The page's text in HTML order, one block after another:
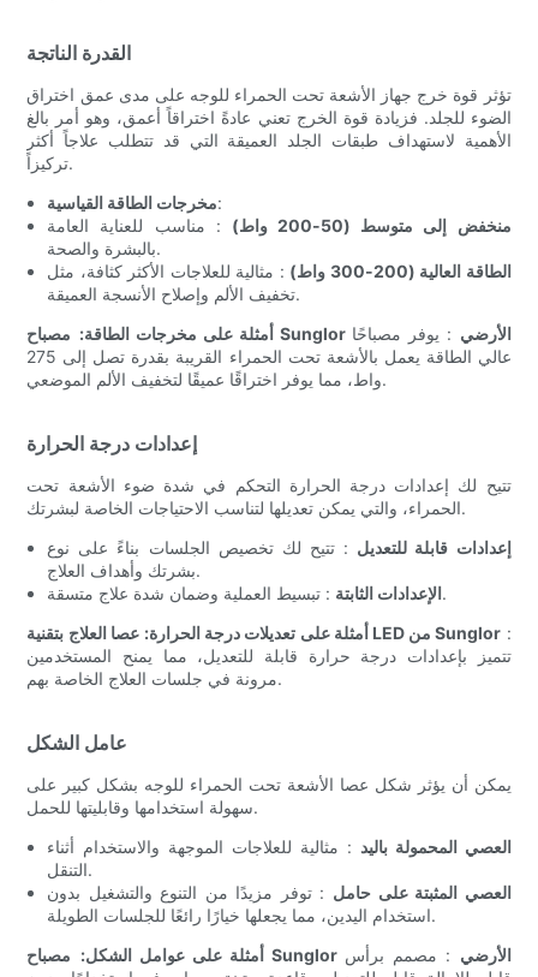
القدرة الناتجة
تؤثر قوة خرج جهاز الأشعة تحت الحمراء للوجه على مدى عمق اختراق
الضوء للجلد. فزيادة قوة الخرج تعني عادةً اختراقاً أعمق، وهو أمر بالغ
الأهمية لاستهداف طبقات الجلد العميقة التي قد تتطلب علاجاً أكثر
تركيزاً.
مخرجات الطاقة القياسية:
منخفض إلى متوسط ​​(50-200 واط)
: مناسب للعناية العامة
بالبشرة والصحة.
الطاقة العالية (200-300 واط)
: مثالية للعلاجات الأكثر كثافة، مثل
تخفيف الألم وإصلاح الأنسجة العميقة.
أمثلة على مخرجات الطاقة:
مصباح Sunglor الأرضي : يوفر مصباحًا
عالي الطاقة يعمل بالأشعة تحت الحمراء القريبة بقدرة تصل إلى 275
واط، مما يوفر اختراقًا عميقًا لتخفيف الألم الموضعي.
إعدادات درجة الحرارة
تتيح لك إعدادات درجة الحرارة التحكم في شدة ضوء الأشعة تحت
الحمراء، والتي يمكن تعديلها لتناسب الاحتياجات الخاصة لبشرتك.
إعدادات قابلة للتعديل : تتيح لك تخصيص الجلسات بناءً على نوع
بشرتك وأهداف العلاج.
الإعدادات الثابتة: تبسيط العملية وضمان شدة علاج متسقة.
أمثلة على تعديلات درجة الحرارة:
عصا العلاج بتقنية LED من Sunglor :
تتميز بإعدادات درجة حرارة قابلة للتعديل، مما يمنح المستخدمين
مرونة في جلسات العلاج الخاصة بهم.
عامل الشكل
يمكن أن يؤثر شكل عصا الأشعة تحت الحمراء للوجه بشكل كبير على
سهولة استخدامها وقابليتها للحمل.
العصي المحمولة باليد : مثالية للعلاجات الموجهة والاستخدام أثناء
التنقل.
العصي المثبتة على حامل : توفر مزيدًا من التنوع والتشغيل بدون
استخدام اليدين، مما يجعلها خيارًا رائعًا للجلسات الطويلة.
أمثلة على عوامل الشكل:
مصباح Sunglor الأرضي : مصمم برأس